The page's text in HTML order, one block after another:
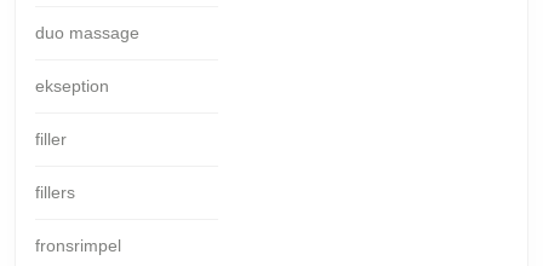
duo massage
ekseption
filler
fillers
fronsrimpel